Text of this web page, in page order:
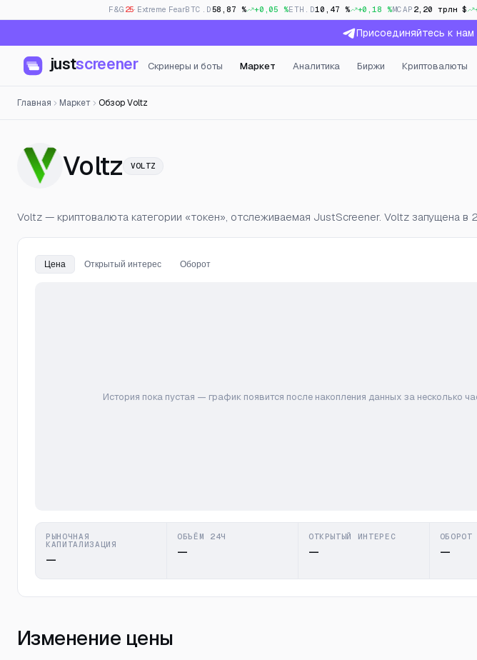
F&G 25· Extreme FearBTC.D58,87 % +0,05 %ETH.D10,47 % +0,18 %MCAP 2,20 трлн $
Присоединяйтесь к нам
justscreener Скринеры и боты Маркет Аналитика Биржи Криптовалюты
Главная Маркет Обзор Voltz
Voltz — Цена, открытый интерес
VOLTZ
Voltz — криптовалюта категории «токен», отслеживаемая JustScreener. Voltz запущена в
Цена Открытый интерес Оборот
История пока пустая — график появится после накопления данных за несколько
РЫНОЧНАЯ
КАПИТАЛИЗАЦИЯ
—
ОБЪЁМ 24Ч
—
ОТКРЫТЫЙ ИНТЕРЕС
—
ОБОРОТ
—
Изменение цены